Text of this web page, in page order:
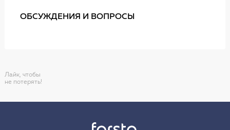
ОБСУЖДЕНИЯ И ВОПРОСЫ
Лайк, чтобы
не потерять!